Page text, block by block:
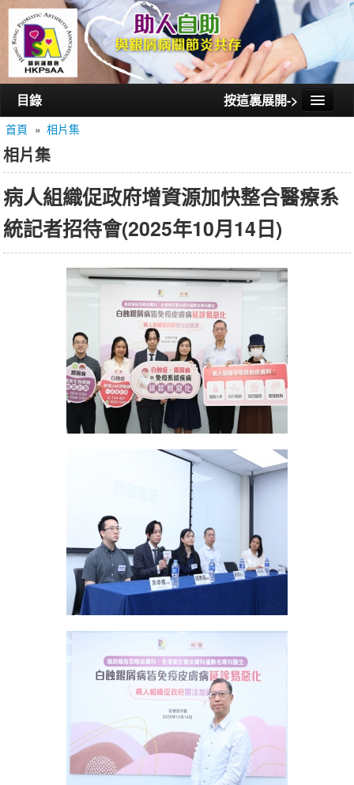
目錄 按這裏展開->
首頁
認識銀屑護關會
認識銀屑關節炎
活動/講座
會員通訊
首頁 » 相片集
相片集
病人組織促政府增資源加快整合醫療系
統記者招待會(2025年10月14日)